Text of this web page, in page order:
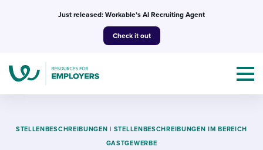
Just released: Workable’s AI Recruiting Agent
Check it out
STELLENBESCHREIBUNGEN | STELLENBESCHREIBUNGEN IM BEREICH
GASTGEWERBE